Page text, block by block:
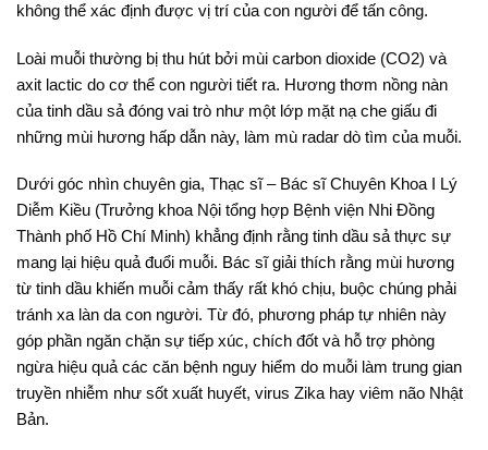
không thể xác định được vị trí của con người để tấn công.
Loài muỗi thường bị thu hút bởi mùi carbon dioxide (CO2) và
axit lactic do cơ thể con người tiết ra. Hương thơm nồng nàn
của tinh dầu sả đóng vai trò như một lớp mặt nạ che giấu đi
những mùi hương hấp dẫn này, làm mù radar dò tìm của muỗi.
Dưới góc nhìn chuyên gia, Thạc sĩ – Bác sĩ Chuyên Khoa I Lý
Diễm Kiều (Trưởng khoa Nội tổng hợp Bệnh viện Nhi Đồng
Thành phố Hồ Chí Minh) khẳng định rằng tinh dầu sả thực sự
mang lại hiệu quả đuổi muỗi. Bác sĩ giải thích rằng mùi hương
từ tinh dầu khiến muỗi cảm thấy rất khó chịu, buộc chúng phải
tránh xa làn da con người. Từ đó, phương pháp tự nhiên này
góp phần ngăn chặn sự tiếp xúc, chích đốt và hỗ trợ phòng
ngừa hiệu quả các căn bệnh nguy hiểm do muỗi làm trung gian
truyền nhiễm như sốt xuất huyết, virus Zika hay viêm não Nhật
Bản.